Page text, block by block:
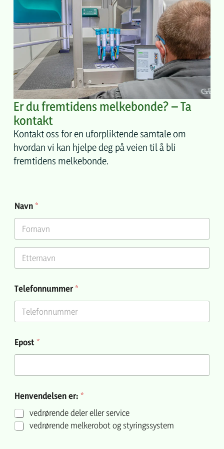
Er du fremtidens melkebonde? – Ta
kontakt
Kontakt oss for en uforpliktende samtale om
hvordan vi kan hjelpe deg på veien til å bli
fremtidens melkebonde.
Navn*
Telefonnummer*
Epost *
Henvendelsen er: *
vedrørende deler eller service
vedrørende melkerobot og styringssystem